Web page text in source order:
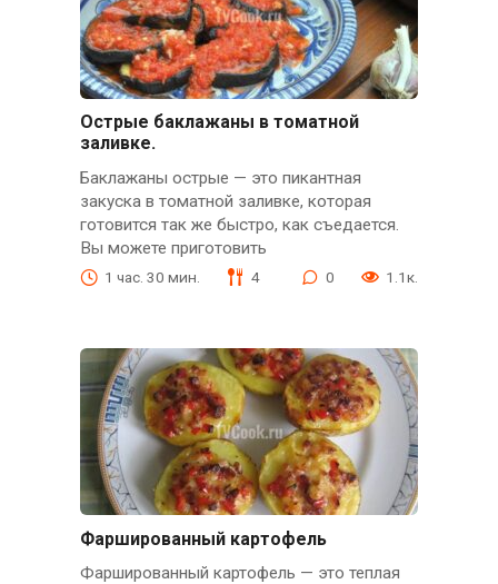
Острые баклажаны в томатной
заливке.
Баклажаны острые — это пикантная
закуска в томатной заливке, которая
готовится так же быстро, как съедается.
Вы можете приготовить
1 час. 30 мин. 4 0 1.1к.
Фаршированный картофель
Фаршированный картофель — это теплая